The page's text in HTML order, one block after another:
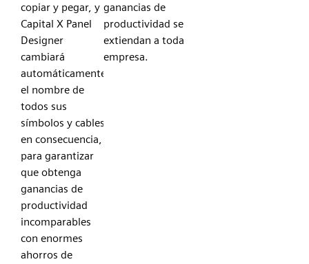
copiar y pegar, y
Capital X Panel
Designer
cambiará
automáticamente
el nombre de
todos sus
símbolos y cables
en consecuencia,
para garantizar
que obtenga
ganancias de
productividad
incomparables
con enormes
ahorros de
ganancias de
productividad se
extiendan a toda tu
empresa.